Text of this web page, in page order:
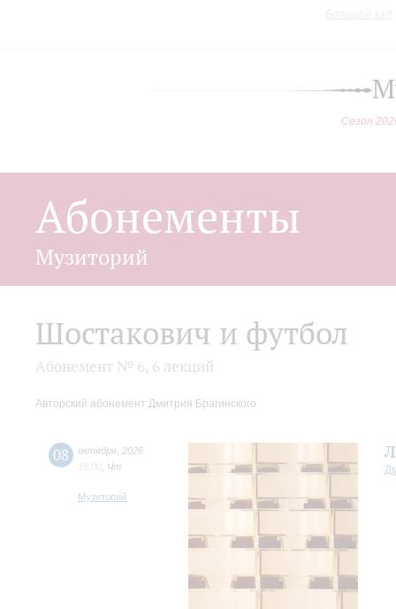
Сезон
Абонементы
Музиторий
Шостакович и футбол
Абонемент № 6, 6 лекций
Авторский абонемент Дмитрия Брагинского
08 октября 2026
18:00 Чт
Музиторий